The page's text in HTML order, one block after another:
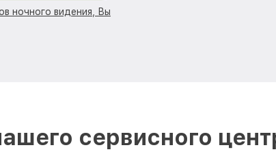
ночного видения, Вы
сервисного